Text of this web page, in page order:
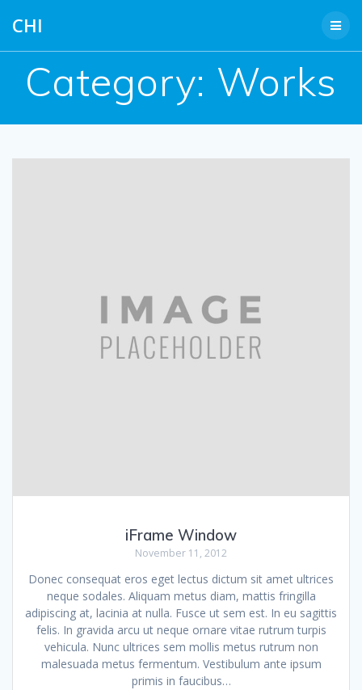
CHI
Category: Works
iFrame Window
November 11, 2012
Donec consequat eros eget lectus dictum sit amet ultrices
neque sodales. Aliquam metus diam, mattis fringilla
adipiscing at, lacinia at nulla. Fusce ut sem est. In eu sagittis
felis. In gravida arcu ut neque ornare vitae rutrum turpis
vehicula. Nunc ultrices sem mollis metus rutrum non
malesuada metus fermentum. Vestibulum ante ipsum
primis in faucibus…